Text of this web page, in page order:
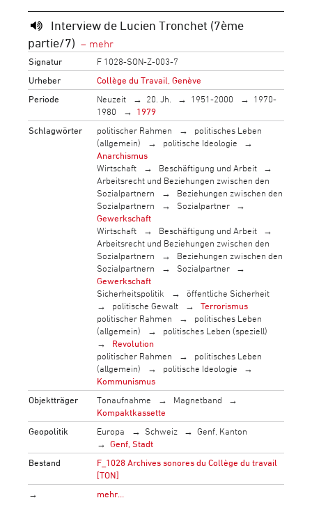
Interview de Lucien Tronchet (7ème
partie/7)
Signatur
F 1028-SON-Z-003-7
Urheber
Collège du Travail, Genève
Periode
Neuzeit 20. Jh. 1951-2000
1970-
1980
1979
Schlagwörter
politischer Rahmen
politisches Leben
(allgemein)
politische Ideologie
Anarchismus
Wirtschaft
Beschäftigung und Arbeit
Arbeitsrecht und Beziehungen zwischen den
Sozialpartnern
Beziehungen zwischen den
Sozialpartnern
Sozialpartner
Gewerkschaft
Wirtschaft
Beschäftigung und Arbeit
Arbeitsrecht und Beziehungen zwischen den
Sozialpartnern
Beziehungen zwischen den
Sozialpartnern
Sozialpartner
Gewerkschaft
Sicherheitspolitik
öffentliche Sicherheit
politische Gewalt
Terrorismus
politischer Rahmen
politisches Leben
(allgemein)
politisches Leben (speziell)
Revolution
politischer Rahmen
politisches Leben
(allgemein)
politische Ideologie
Kommunismus
Objektträger
Tonaufnahme
Magnetband
Kompaktkassette
Geopolitik
Europa Schweiz
Genf, Kanton
Genf, Stadt
Bestand
F_1028 Archives sonores du Collège du travail
[TON]
→
mehr…